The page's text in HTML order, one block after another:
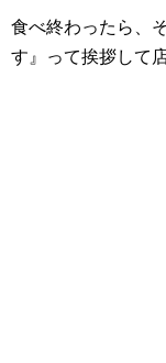
食べ終わったら、
す』って挨拶して